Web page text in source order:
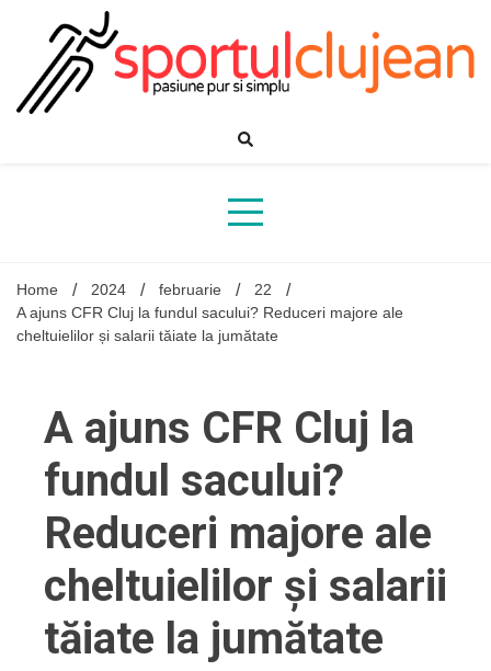
Home 2024 februarie
22
A ajuns CFR Cluj la fundul sacului? Reduceri majore ale
cheltuielilor și salarii tăiate la jumătate
A ajuns CFR Cluj la
fundul sacului?
Reduceri majore ale
cheltuielilor și salarii
tăiate la jumătate